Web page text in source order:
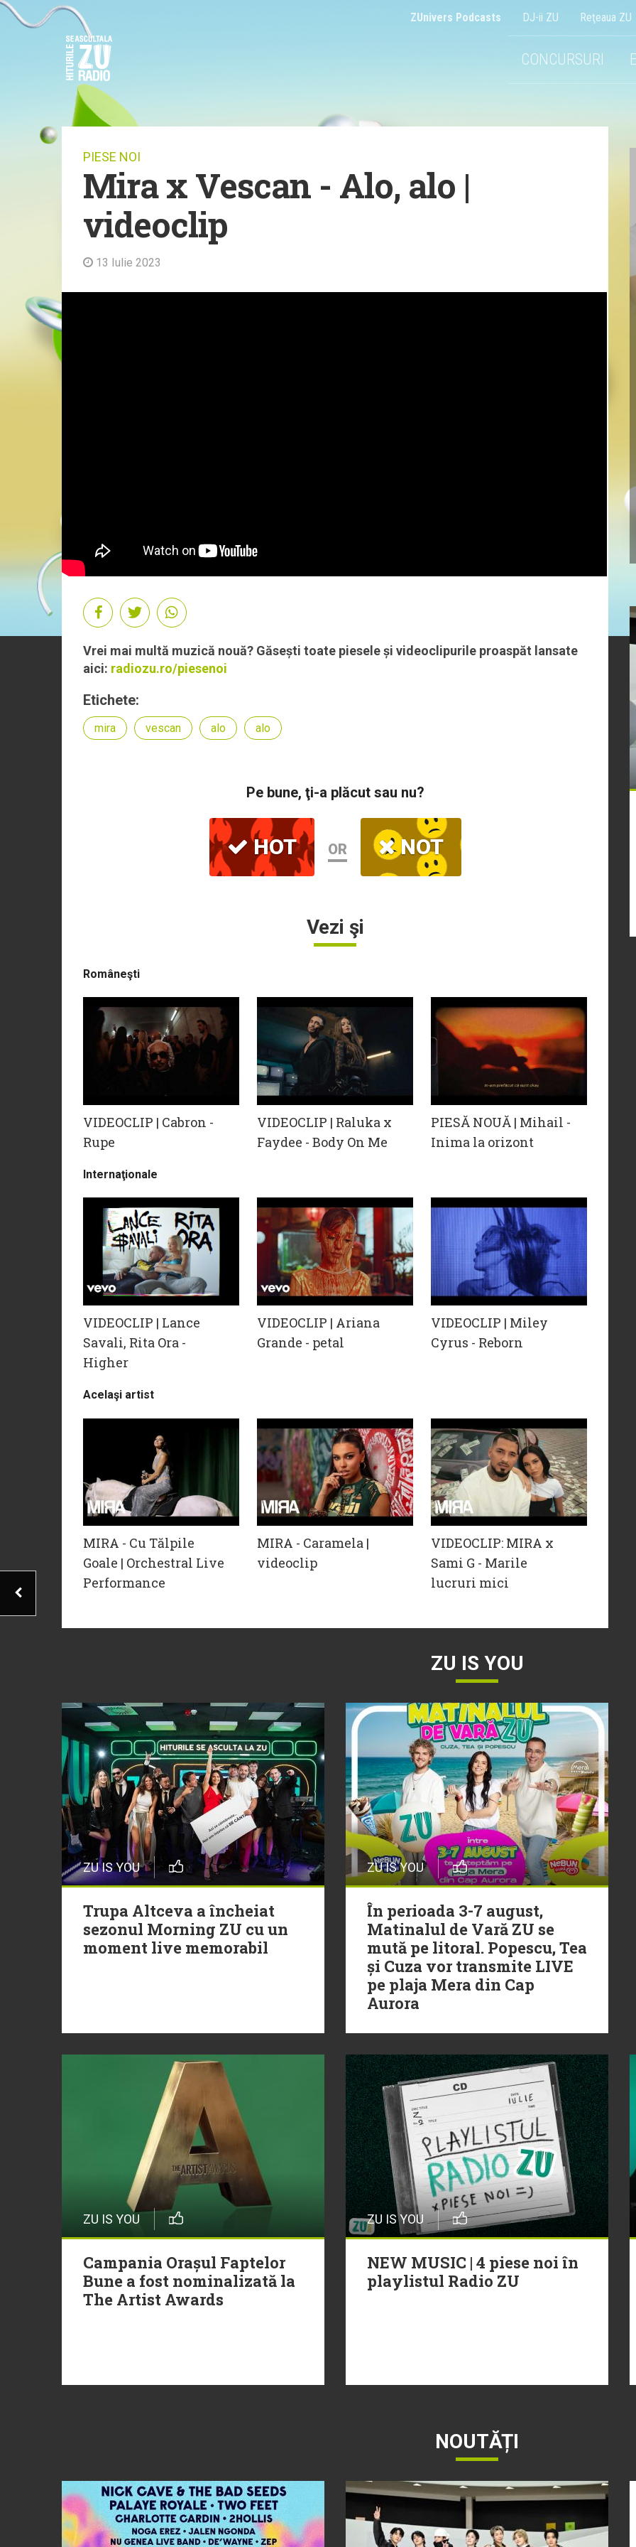
ZUnivers Podcasts DJ-ii ZU Reţeaua ZU
CONCURSURI
PIESE NOI
Mira x Vescan - Alo, alo |
videoclip
13 Iulie 2023
Vrei mai multă muzică nouă? Găsești toate piesele și videoclipurile proaspăt lansate
aici: radiozu.ro/piesenoi
Etichete:
mira vescan alo alo
Pe bune, ţi-a plăcut sau nu?
HOT OR NOT
Vezi şi
Româneşti
VIDEOCLIP | Cabron -
Rupe
VIDEOCLIP | Raluka x
Faydee - Body On Me
PIESĂ NOUĂ | Mihail -
Inima la orizont
Internaţionale
VIDEOCLIP | Lance
Savali, Rita Ora -
Higher
VIDEOCLIP | Ariana
Grande - petal
VIDEOCLIP | Miley
Cyrus - Reborn
Acelaşi artist
MIRA - Cu Tălpile
Goale | Orchestral Live
Performance
MIRA - Caramela |
videoclip
VIDEOCLIP: MIRA x
Sami G - Marile
lucruri mici
ZU IS YOU
ZU IS YOU
Trupa Altceva a încheiat
sezonul Morning ZU cu un
moment live memorabil
ZU IS YOU
În perioada 3-7 august,
Matinalul de Vară ZU se
mută pe litoral. Popescu, Tea
și Cuza vor transmite LIVE
pe plaja Mera din Cap
Aurora
ZU IS YOU
Campania Orașul Faptelor
Bune a fost nominalizată la
The Artist Awards
ZU IS YOU
NEW MUSIC | 4 piese noi în
playlistul Radio ZU
NOUTĂȚI